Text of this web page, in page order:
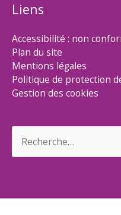
Liens
Accessibilité : non
Plan du site
Mentions légales
Politique de protection
Gestion des cookies